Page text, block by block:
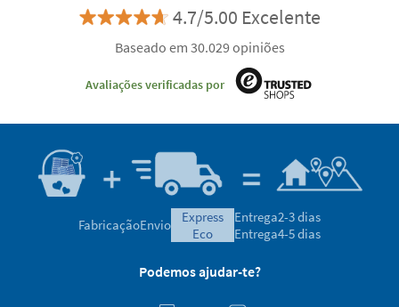
express
Entrega2-3 dias
Podemos ajudar-te?